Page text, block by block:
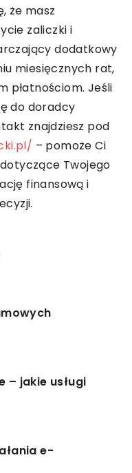
że masz
zaliczki i
dodatkowy
miesięcznych rat,
płatnościom. Jeśli
do doradcy
znajdziesz pod
– pomoże Ci
Twojego
finansową i
– jakie usługi
e-